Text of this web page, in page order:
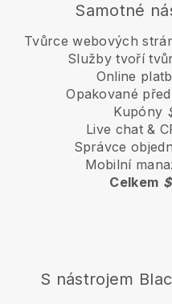
Samotné
Tvůrce webových
Služby tvoří
Online
Opakované
Kupóny
Live chat &
Správce
Mobilní
Celkem
S nástrojem